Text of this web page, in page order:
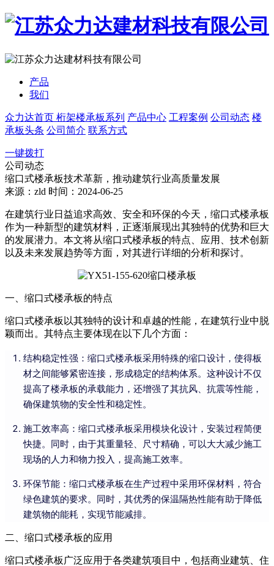
产品
我们
众力达首页 桁架楼承板系列 产品中心 工程案例 公司动态 楼
承板头条 公司简介 联系方式
一键拨打
公司动态
缩口式楼承板技术革新，推动建筑行业高质量发展
来源：zld 时间：2024-06-25
在建筑行业日益追求高效、安全和环保的今天，缩口式楼承板
作为一种新型的建筑材料，正逐渐展现出其独特的优势和巨大
的发展潜力。本文将从缩口式楼承板的特点、应用、技术创新
以及未来发展趋势等方面，对其进行详细的分析和探讨。
一、缩口式楼承板的特点
缩口式楼承板以其独特的设计和卓越的性能，在建筑行业中脱
颖而出。其特点主要体现在以下几个方面：
结构稳定性强：缩口式楼承板采用特殊的缩口设计，使得板
材之间能够紧密连接，形成稳定的结构体系。这种设计不仅
提高了楼承板的承载能力，还增强了其抗风、抗震等性能，
确保建筑物的安全性和稳定性。
施工效率高：缩口式楼承板采用模块化设计，安装过程简便
快捷。同时，由于其重量轻、尺寸精确，可以大大减少施工
现场的人力和物力投入，提高施工效率。
环保节能：缩口式楼承板在生产过程中采用环保材料，符合
绿色建筑的要求。同时，其优秀的保温隔热性能有助于降低
建筑物的能耗，实现节能减排。
二、缩口式楼承板的应用
缩口式楼承板广泛应用于各类建筑项目中，包括商业建筑、住